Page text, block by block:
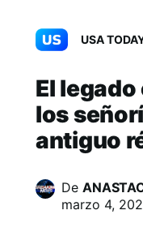
USA
El
los
antiguo
De
marzo 4,